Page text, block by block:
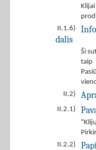
II.1.6)
dalis
Ši
taip
II.2)
II.2.1)
II.2.2)